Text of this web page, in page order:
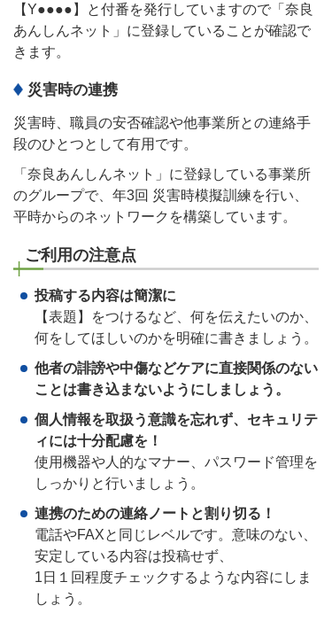
【Y●●●●】と付番を発行していますので「奈良
あんしんネット」に登録していることが確認で
きます。
災害時の連携
災害時、職員の安否確認や他事業所との連絡手
段のひとつとして有用です。
「奈良あんしんネット」に登録している事業所
のグループで、年3回 災害時模擬訓練を行い、
平時からのネットワークを構築しています。
ご利用の注意点
投稿する内容は簡潔に
【表題】をつけるなど、何を伝えたいのか、
何をしてほしいのかを明確に書きましょう。
他者の誹謗や中傷などケアに直接関係のない
ことは書き込まないようにしましょう。
個人情報を取扱う意識を忘れず、セキュリテ
ィには十分配慮を！
使用機器や人的なマナー、パスワード管理を
しっかりと行いましょう。
連携のための連絡ノートと割り切る！
電話やFAXと同じレベルです。意味のない、
安定している内容は投稿せず、
1日１回程度チェックするような内容にしま
しょう。